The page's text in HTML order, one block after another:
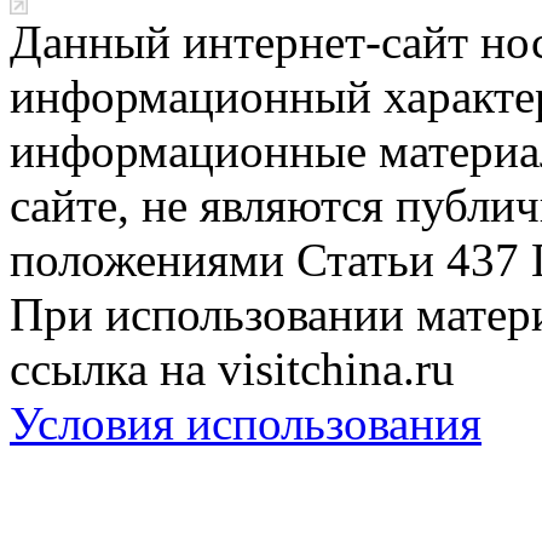
Данный интернет-сайт
информационный
информационные
сайте, не являются
положениями Статьи 437
При использовании
ссылка на visitchina.ru
Условия использования